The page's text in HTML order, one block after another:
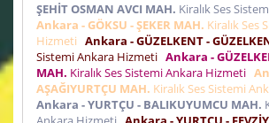
ŞEHİT OSMAN AVCI MAH. Kiralık Ses
Ankara - GÖKSU - ŞEKER MAH. Kiralık Ses
Hizmeti Ankara - GÜZELKENT -
Sistemi Ankara Hizmeti Ankara -
MAH. Kiralık Ses Sistemi Ankara Hizmeti
AŞAĞIYURTÇU MAH. Kiralık Ses Sistemi
Ankara - YURTÇU - BALIKUYUMCU MAH.